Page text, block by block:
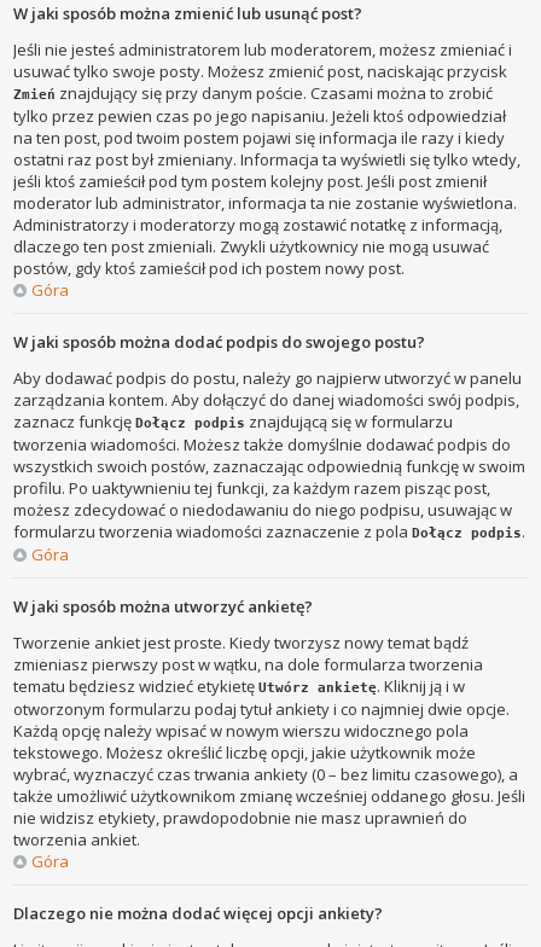
W jaki sposób można zmienić lub usunąć post?
Jeśli nie jesteś administratorem lub moderatorem, możesz zmieniać i
usuwać tylko swoje posty. Możesz zmienić post, naciskając przycisk
Zmień znajdujący się przy danym poście. Czasami można to zrobić
tylko przez pewien czas po jego napisaniu. Jeżeli ktoś odpowiedział
na ten post, pod twoim postem pojawi się informacja ile razy i kiedy
ostatni raz post był zmieniany. Informacja ta wyświetli się tylko wtedy,
jeśli ktoś zamieścił pod tym postem kolejny post. Jeśli post zmienił
moderator lub administrator, informacja ta nie zostanie wyświetlona.
Administratorzy i moderatorzy mogą zostawić notatkę z informacją,
dlaczego ten post zmieniali. Zwykli użytkownicy nie mogą usuwać
postów, gdy ktoś zamieścił pod ich postem nowy post.
Góra
W jaki sposób można dodać podpis do swojego postu?
Aby dodawać podpis do postu, należy go najpierw utworzyć w panelu
zarządzania kontem. Aby dołączyć do danej wiadomości swój podpis,
zaznacz funkcjęDołącz podpis znajdującą się w formularzu
tworzenia wiadomości. Możesz także domyślnie dodawać podpis do
wszystkich swoich postów, zaznaczając odpowiednią funkcję w swoim
profilu. Po uaktywnieniu tej funkcji, za każdym razem pisząc post,
możesz zdecydować o niedodawaniu do niego podpisu, usuwając w
formularzu tworzenia wiadomości zaznaczenie z polaDołącz podpis.
Góra
W jaki sposób można utworzyć ankietę?
Tworzenie ankiet jest proste. Kiedy tworzysz nowy temat bądź
zmieniasz pierwszy post w wątku, na dole formularza tworzenia
tematu będziesz widzieć etykietęUtwórz ankietę. Kliknij ją i w
otworzonym formularzu podaj tytuł ankiety i co najmniej dwie opcje.
Każdą opcję należy wpisać w nowym wierszu widocznego pola
tekstowego. Możesz określić liczbę opcji, jakie użytkownik może
wybrać, wyznaczyć czas trwania ankiety (0 – bez limitu czasowego), a
także umożliwić użytkownikom zmianę wcześniej oddanego głosu. Jeśli
nie widzisz etykiety, prawdopodobnie nie masz uprawnień do
tworzenia ankiet.
Góra
Dlaczego nie można dodać więcej opcji ankiety?